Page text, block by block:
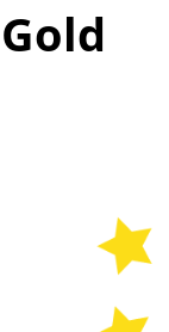
Gold